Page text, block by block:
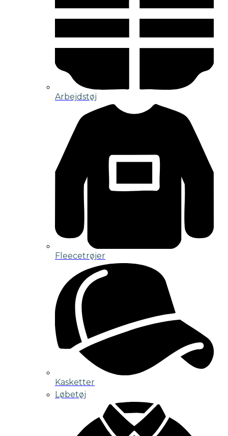
Arbejdstøj
Fleecetrøjer
Kasketter
Løbetøj